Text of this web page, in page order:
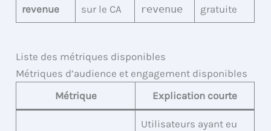
revenue
sur le CA
revenue
gratuite
Liste des métriques disponibles
Métriques d’audience et engagement disponibles
Métrique
Explication courte
Utilisateurs ayant eu